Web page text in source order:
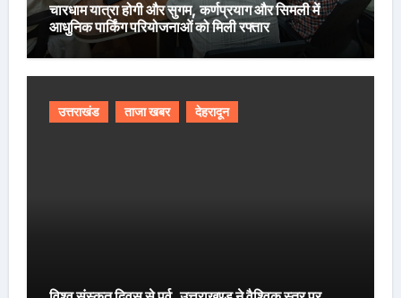
चारधाम यात्रा होगी और सुगम, कर्णप्रयाग और सिमली में
आधुनिक पार्किंग परियोजनाओं को मिली रफ्तार
उत्तराखंड ताजा खबर देहरादून